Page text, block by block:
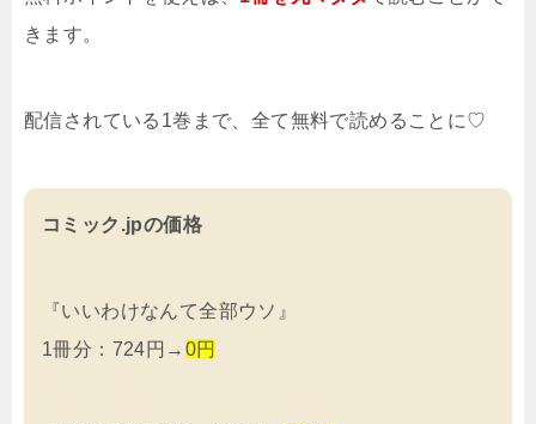
きます。
配信されている1巻まで、全て無料で読めることに♡
コミック.jpの価格
『いいわけなんて全部ウソ』
1冊分：724円→ 0円